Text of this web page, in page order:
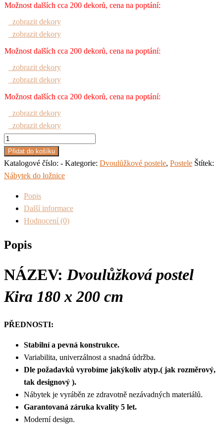
Možnost dalších cca 200 dekorů, cena na poptání:
zobrazit dekory
zobrazit dekory
Možnost dalších cca 200 dekorů, cena na poptání:
zobrazit dekory
zobrazit dekory
Možnost dalších cca 200 dekorů, cena na poptání:
zobrazit dekory
zobrazit dekory
Dvoulůžková
postel
Kira
množství
Přidat do košíku
Katalogové číslo: - Kategorie: Dvoulůžkové postele, Postele Štítek:
Nábytek do ložnice
Popis
Další informace
Hodnocení (0)
Popis
NÁZEV: Dvoulůžková postel
Kira 180 x 200 cm
PŘEDNOSTI:
Stabilní a pevná konstrukce.
Variabilita, univerzálnost a snadná údržba.
Dle požadavků vyrobíme jakýkoliv atyp.( jak rozměrový,
tak designový ).
Nábytek je vyráběn ze zdravotně nezávadných materiálů.
Garantovaná záruka kvality 5 let.
Moderní design.